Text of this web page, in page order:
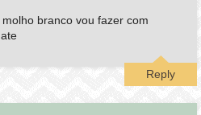
branco vou fazer com
Reply